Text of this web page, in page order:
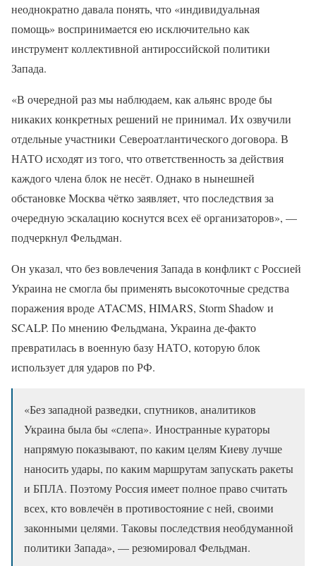
неоднократно давала понять, что «индивидуальная
помощь» воспринимается ею исключительно как
инструмент коллективной антироссийской политики
Запада.
«В очередной раз мы наблюдаем, как альянс вроде бы
никаких конкретных решений не принимал. Их озвучили
отдельные участники Североатлантического договора. В
НАТО исходят из того, что ответственность за действия
каждого члена блок не несёт. Однако в нынешней
обстановке Москва чётко заявляет, что последствия за
очередную эскалацию коснутся всех её организаторов», —
подчеркнул Фельдман.
Он указал, что без вовлечения Запада в конфликт с Россией
Украина не смогла бы применять высокоточные средства
поражения вроде ATACMS, HIMARS, Storm Shadow и
SCALP. По мнению Фельдмана, Украина де-факто
превратилась в военную базу НАТО, которую блок
использует для ударов по РФ.
«Без западной разведки, спутников, аналитиков
Украина была бы «слепа». Иностранные кураторы
напрямую показывают, по каким целям Киеву лучше
наносить удары, по каким маршрутам запускать ракеты
и БПЛА. Поэтому Россия имеет полное право считать
всех, кто вовлечён в противостояние с ней, своими
законными целями. Таковы последствия необдуманной
политики Запада», — резюмировал Фельдман.